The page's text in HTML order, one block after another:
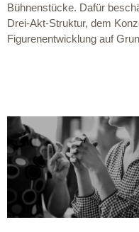
Bühnenstücke. Dafür
Drei-Akt-Struktur, dem
Figurenentwicklung auf